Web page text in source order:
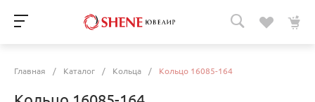
Главная / Каталог / Кольца / Кольцо 16085-164